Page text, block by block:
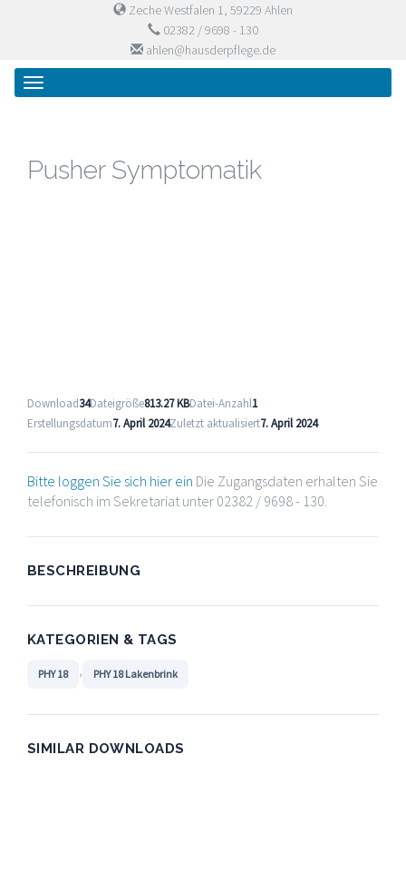
Zeche Westfalen 1, 59229 Ahlen
02382 / 9698 - 130
ahlen@hausderpflege.de
Primary
Menu
Skip
Haus der Pflege
Pusher Symptomatik
Download34Dateigröße813.27 KBDatei-Anzahl1
Erstellungsdatum7. April 2024Zuletzt aktualisiert7. April 2024
Bitte loggen Sie sich hier ein Die Zugangsdaten erhalten Sie
telefonisch im Sekretariat unter 02382 / 9698 - 130.
BESCHREIBUNG
KATEGORIEN & TAGS
PHY 18 , PHY 18 Lakenbrink
SIMILAR DOWNLOADS